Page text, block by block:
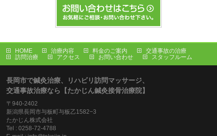
HOME 治療内容 料金のご案内
交通事故の治療
訪問治療
アクセス お問い合わせ スタッフルーム
長岡市で鍼灸治療、リハビリ訪問マッサージ、
交通事故治療なら【たかじん鍼灸接骨治療院】
〒940-2402
新潟県長岡市与板町与板乙1582−3
たかじん株式会社
Tel : 0258-72-4788